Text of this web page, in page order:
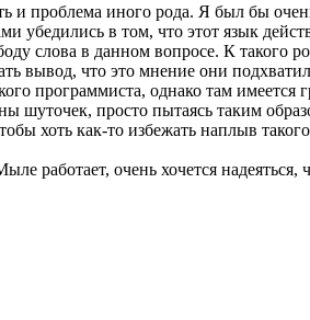
и проблема иного рода. Я был бы
убедились в том, что этот язык
слова в данном вопросе. К
вывод, что это мнение они
программиста, однако там
шуточек, просто пытаясь таким
хоть как-то избежать наплыв
работает, очень хочется надеяться,